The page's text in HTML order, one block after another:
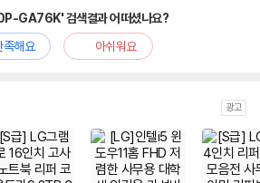
GA76K' 검색결과 어떠셨나요?
족해요
아쉬워요
광고